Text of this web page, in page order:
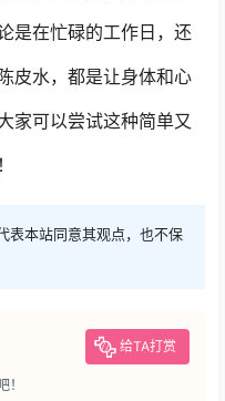
是在忙碌的工作日，还
皮水，都是让身体和心
家可以尝试这种简单又
表本站同意其观点，也不保
给TA打赏